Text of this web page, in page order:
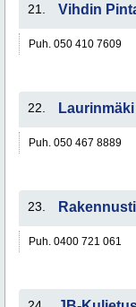
21. Vihdin
Puh. 050 410 7609
22.
Puh. 050 467 8889
23.
Puh. 0400 721 061